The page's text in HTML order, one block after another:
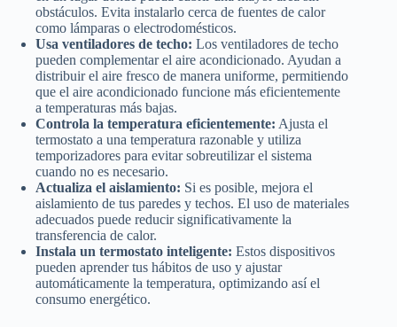
obstáculos. Evita instalarlo cerca de fuentes de calor
como lámparas o electrodomésticos.
Usa ventiladores de techo: Los ventiladores de techo
pueden complementar el aire acondicionado. Ayudan a
distribuir el aire fresco de manera uniforme, permitiendo
que el aire acondicionado funcione más eficientemente
a temperaturas más bajas.
Controla la temperatura eficientemente: Ajusta el
termostato a una temperatura razonable y utiliza
temporizadores para evitar sobreutilizar el sistema
cuando no es necesario.
Actualiza el aislamiento: Si es posible, mejora el
aislamiento de tus paredes y techos. El uso de materiales
adecuados puede reducir significativamente la
transferencia de calor.
Instala un termostato inteligente: Estos dispositivos
pueden aprender tus hábitos de uso y ajustar
automáticamente la temperatura, optimizando así el
consumo energético.